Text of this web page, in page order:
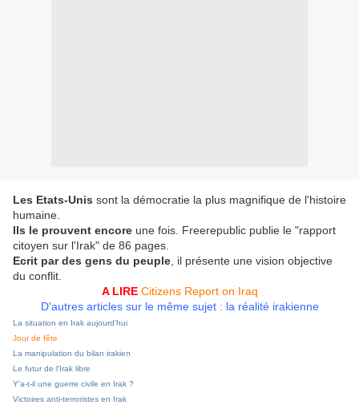
Les Etats-Unis sont la démocratie la plus magnifique de l'histoire
humaine.
Ils le prouvent encore une fois. Freerepublic publie le "rapport
citoyen sur l'Irak" de 86 pages.
Ecrit par des gens du peuple , il présente une vision objective
du conflit.
A LIRE Citizens Report on Iraq
D'autres articles sur le même sujet : la réalité irakienne
La situation en Irak aujourd'hui
Jour de fête
La manipulation du bilan irakien
Le futur de l'Irak libre
Y'a-t-il une guerre civile en Irak ?
Victoires anti-terroristes en Irak